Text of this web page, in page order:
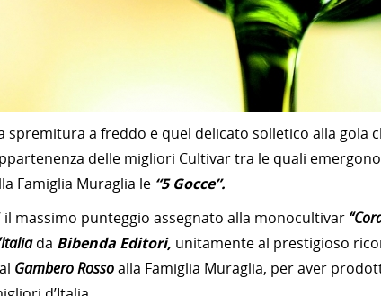
spremitura a freddo e quel delicato solletico alla gola
delle migliori Cultivar tra le quali
Famiglia Muraglia le “5 Gocce”.
il massimo punteggio assegnato alla monocultivar
da Bibenda Editori, unitamente al prestigioso
Gambero Rossoalla Famiglia Muraglia, per aver